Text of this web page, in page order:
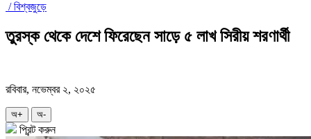
/বিশ্বজুড়ে
তুরস্ক থেকে দেশে ফিরেছেন সাড়ে ৫ লাখ সিরীয় শরণার্থী
রবিবার, নভেম্বর ২, ২০২৫
অ+ অ-
প্রিন্ট করুন